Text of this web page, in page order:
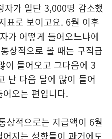
가 일단 3,000명 감소했
표로 보이고요. 6월 이후
가 어떻게 들어오느냐에
상적으로 볼 때는 구직급
이 들어오고 그다음에 3
난 다음 달에 많이 들어
오는 편입니다.
상적으로는 지급액이 6월
지는 성향들이 과거에도